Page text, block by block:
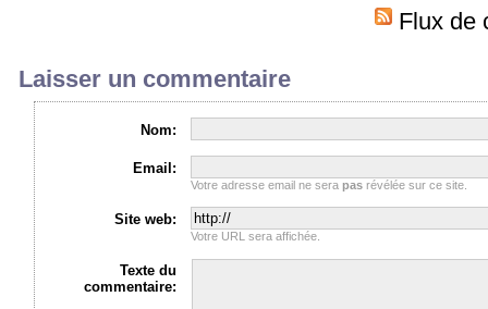
Flux de
Laisser un commentaire
Nom:
Email:
Votre adresse email ne serapas révélée sur ce site.
Site web:
Votre URL sera affichée.
Texte du
commentaire: